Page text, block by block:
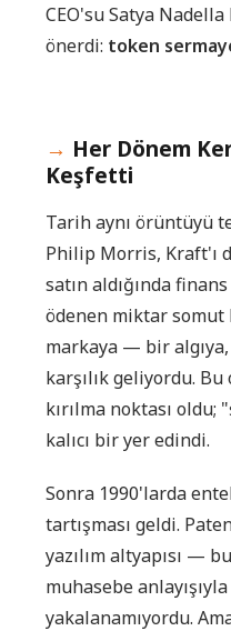
CEO'su Satya
önerdi: token
Her Dönem
Keşfetti
Tarih aynı örüntüyü
Philip Morris, Kraft'ı
satın aldığında
ödenen miktar
markaya — bir
karşılık geliyordu.
kırılma noktası
kalıcı bir yer edindi.
Sonra 1990'larda
tartışması geldi.
yazılım altyapısı —
muhasebe
yakalanamıyordu.